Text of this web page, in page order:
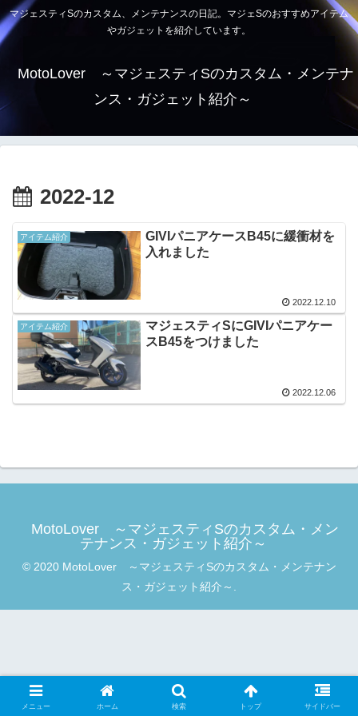
マジェスティSのカスタム、メンテナンスの日記。マジェSのおすすめアイテム
やガジェットを紹介しています。
MotoLover ～マジェスティSのカスタム・メンテナ
ンス・ガジェット紹介～
2022-12
アイテム紹介
GIVIパニアケースB45に緩衝材を
入れました
2022.12.10
アイテム紹介
マジェスティSにGIVIパニアケー
スB45をつけました
2022.12.06
MotoLover ～マジェスティSのカスタム・メン
テナンス・ガジェット紹介～
© 2020 MotoLover ～マジェスティSのカスタム・メンテナン
ス・ガジェット紹介～.
メニュー ホーム 検索 トップ サイドバー